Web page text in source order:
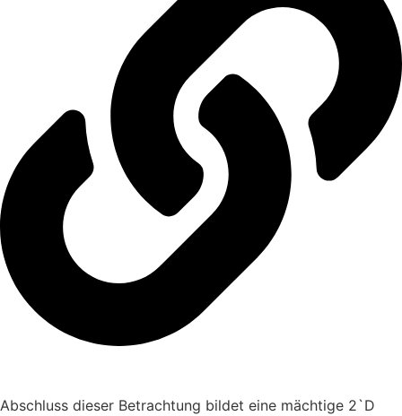
Abschluss dieser Betrachtung bildet eine mächtige 2`D